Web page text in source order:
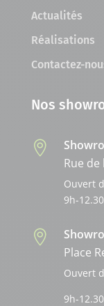
Actualités
Réalisations
Contactez-
Nos

Rue de
Ouvert
9h-

Place
Ouvert
9h-